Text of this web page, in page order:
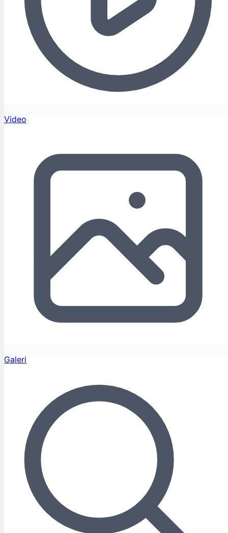
Video
Galeri